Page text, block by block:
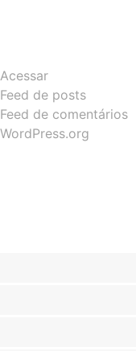
Acessar
Feed de posts
Feed de comentários
WordPress.org